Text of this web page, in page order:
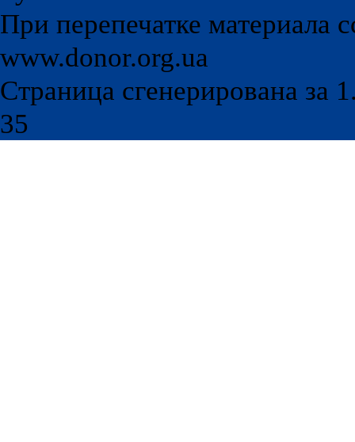
При перепечатке материала
www.donor.org.ua
Страница сгенерирована за
35